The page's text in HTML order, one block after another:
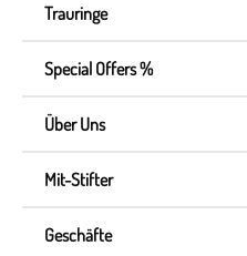
Trauringe
Special Offers %
Über Uns
Mit-Stifter
Geschäfte